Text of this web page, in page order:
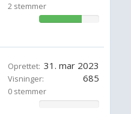
2 stemmer
71.42857142857143%
Oprettet: 31. mar 2023
Visninger: 685
0 stemmer